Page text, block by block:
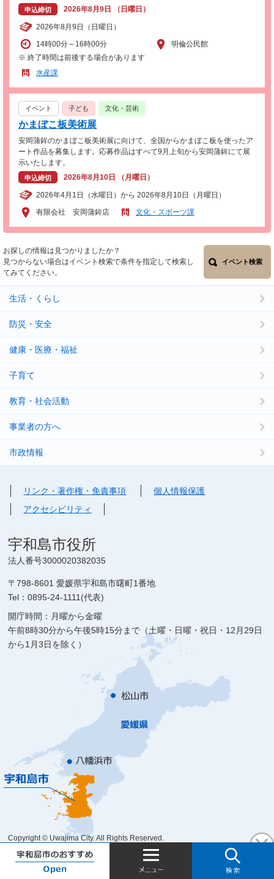
申込締切 2026年8月9日 （日曜日）
2026年8月9日（日曜日）
14時00分～16時00分
※ 終了時間は前後する場合があります
明倫公民館
水産課
イベント 子ども 文化・芸術
かまぼこ板美術展
安岡蒲鉾のかまぼこ板美術展に向けて、全国からかまぼこ板を使ったア
ート作品を募集します。応募作品はすべて9月上旬から安岡蒲鉾にて展
示いたします。
申込締切 2026年8月10日 （月曜日）
2026年4月1日（水曜日）から 2026年8月10日（月曜日）
有限会社 安岡蒲鉾店
文化・スポーツ課
お探しの情報は見つかりましたか？
見つからない場合はイベント検索で条件を指定して検索し
てみてください。
イベント検索
生活・くらし
防災・安全
健康・医療・福祉
子育て
教育・社会活動
事業者の方へ
市政情報
リンク・著作権・免責事項
個人情報保護
アクセシビリティ
宇和島市役所
法人番号3000020382035
〒798-8601 愛媛県宇和島市曙町1番地
Tel：0895-24-1111(代表)
開庁時間：月曜から金曜
午前8時30分から午後5時15分まで（土曜・日曜・祝日・12月29日
から1月3日を除く）
Copyright © Uwajima City. All Rights Reserved.